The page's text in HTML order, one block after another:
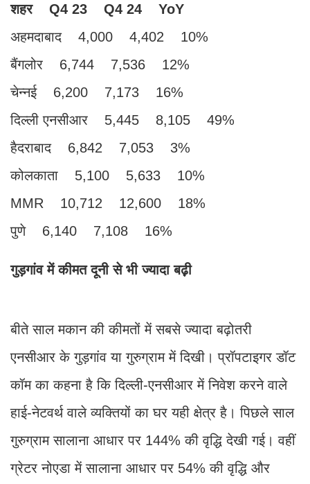
शहर Q4 23 Q4 24 YoY
अहमदाबाद 4,000 4,402 10%
बैंगलोर 6,744 7,536 12%
चेन्नई 6,200 7,173 16%
दिल्ली एनसीआर 5,445 8,105 49%
हैदराबाद 6,842 7,053 3%
कोलकाता 5,100 5,633 10%
MMR 10,712 12,600 18%
पुणे 6,140 7,108 16%
गुड़गांव में कीमत दूनी से भी ज्यादा बढ़़ी
बीते साल मकान की कीमतों में सबसे ज्यादा बढ़ोतरी
एनसीआर के गुड़गांव या गुरुग्राम में दिखी। प्रॉपटाइगर डॉट
कॉम का कहना है कि दिल्ली-एनसीआर में निवेश करने वाले
हाई-नेटवर्थ वाले व्यक्तियों का घर यही क्षेत्र है। पिछले साल
गुरुग्राम सालाना आधार पर 144% की वृद्धि देखी गई। वहीं
ग्रेटर नोएडा में सालाना आधार पर 54% की वृद्धि और